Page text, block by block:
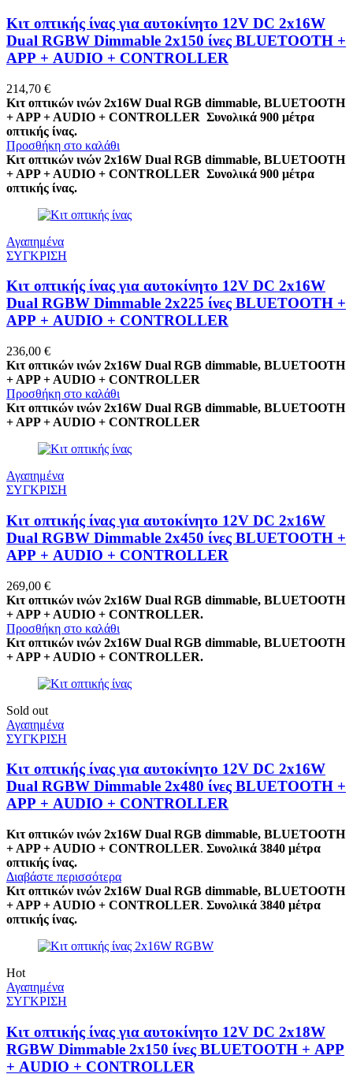
Κιτ οπτικής ίνας για αυτοκίνητο 12V DC 2x16W
Dual RGBW Dimmable 2x150 ίνες BLUETOOTH +
APP + AUDIO + CONTROLLER
214,70 €
Κιτ οπτικών ινών 2x16W Dual RGB dimmable, BLUETOOTH
+ APP + AUDIO + CONTROLLER Συνολικά 900 μέτρα
οπτικής ίνας.
Προσθήκη στο καλάθι
Κιτ οπτικών ινών 2x16W Dual RGB dimmable, BLUETOOTH
+ APP + AUDIO + CONTROLLER Συνολικά 900 μέτρα
οπτικής ίνας.
Αγαπημένα
ΣΥΓΚΡΙΣΗ
Κιτ οπτικής ίνας για αυτοκίνητο 12V DC 2x16W
Dual RGBW Dimmable 2x225 ίνες BLUETOOTH +
APP + AUDIO + CONTROLLER
236,00 €
Κιτ οπτικών ινών 2x16W Dual RGB dimmable, BLUETOOTH
+ APP + AUDIO + CONTROLLER
Προσθήκη στο καλάθι
Κιτ οπτικών ινών 2x16W Dual RGB dimmable, BLUETOOTH
+ APP + AUDIO + CONTROLLER
Αγαπημένα
ΣΥΓΚΡΙΣΗ
Κιτ οπτικής ίνας για αυτοκίνητο 12V DC 2x16W
Dual RGBW Dimmable 2x450 ίνες BLUETOOTH +
APP + AUDIO + CONTROLLER
269,00 €
Κιτ οπτικών ινών 2x16W Dual RGB dimmable, BLUETOOTH
+ APP + AUDIO + CONTROLLER.
Προσθήκη στο καλάθι
Κιτ οπτικών ινών 2x16W Dual RGB dimmable, BLUETOOTH
+ APP + AUDIO + CONTROLLER.
Sold out
Αγαπημένα
ΣΥΓΚΡΙΣΗ
Κιτ οπτικής ίνας για αυτοκίνητο 12V DC 2x16W
Dual RGBW Dimmable 2x480 ίνες BLUETOOTH +
APP + AUDIO + CONTROLLER
Κιτ οπτικών ινών 2x16W Dual RGB dimmable, BLUETOOTH
+ APP + AUDIO + CONTROLLER. Συνολικά 3840 μέτρα
οπτικής ίνας.
Διαβάστε περισσότερα
Κιτ οπτικών ινών 2x16W Dual RGB dimmable, BLUETOOTH
+ APP + AUDIO + CONTROLLER. Συνολικά 3840 μέτρα
οπτικής ίνας.
Hot
Αγαπημένα
ΣΥΓΚΡΙΣΗ
Κιτ οπτικής ίνας για αυτοκίνητο 12V DC 2x18W
RGBW Dimmable 2x150 ίνες BLUETOOTH + APP
+ AUDIO + CONTROLLER